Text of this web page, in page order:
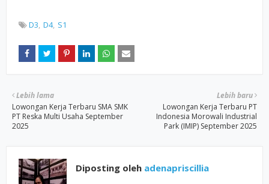
D3 D4 S1
Lebih baru
Lowongan Kerja Terbaru PT
Indonesia Morowali Industrial
Park (IMIP) September 2025
Lebih lama
Lowongan Kerja Terbaru SMA SMK
PT Reska Multi Usaha September
2025
Diposting oleh adenapriscillia